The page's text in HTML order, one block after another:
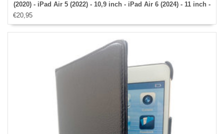
(2020) - iPad Air 5 (2022) - 10,9 inch - iPad Air 6 (2024) - 11 inch -
€20,95